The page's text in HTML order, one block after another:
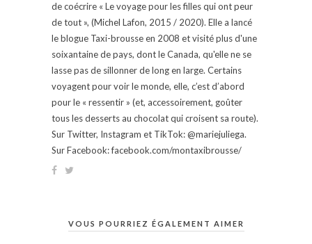
de coécrire « Le voyage pour les filles qui ont peur
de tout », (Michel Lafon, 2015 / 2020). Elle a lancé
le blogue Taxi-brousse en 2008 et visité plus d'une
soixantaine de pays, dont le Canada, qu'elle ne se
lasse pas de sillonner de long en large. Certains
voyagent pour voir le monde, elle, c’est d’abord
pour le « ressentir » (et, accessoirement, goûter
tous les desserts au chocolat qui croisent sa route).
Sur Twitter, Instagram et TikTok: @mariejuliega.
Sur Facebook: facebook.com/montaxibrousse/
VOUS POURRIEZ ÉGALEMENT AIMER